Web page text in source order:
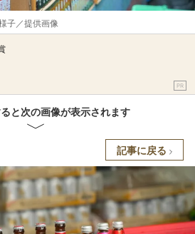
子／提供画像
PR
と次の画像が表示されます
記事に戻る